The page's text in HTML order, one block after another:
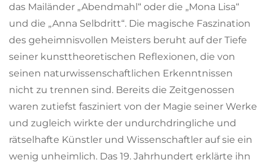
das Mailänder „Abendmahl“ oder die „Mona Lisa“
und die „Anna Selbdritt“. Die magische Faszination
des geheimnisvollen Meisters beruht auf der Tiefe
seiner kunsttheoretischen Reflexionen, die von
seinen naturwissenschaftlichen Erkenntnissen
nicht zu trennen sind. Bereits die Zeitgenossen
waren zutiefst fasziniert von der Magie seiner Werke
und zugleich wirkte der undurchdringliche und
rätselhafte Künstler und Wissenschaftler auf sie ein
wenig unheimlich. Das 19. Jahrhundert erklärte ihn